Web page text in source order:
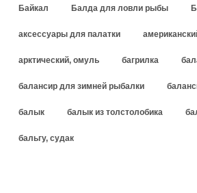
Байкал Балда для ловли рыбы
аксессуары для палатки
арктический, омуль багрилка
балансир для зимней рыбалки
балык балык из толстолобика
бальгу, судак